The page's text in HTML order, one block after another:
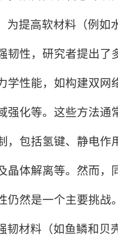
为提高软材料（例如
韧性，研究者提出了
学性能，如构建双网
强化等。这些方法通
，包括氢键、静电作
晶体解离等。然而，
仍然是一个主要挑战。
韧材料（如鱼鳞和贝